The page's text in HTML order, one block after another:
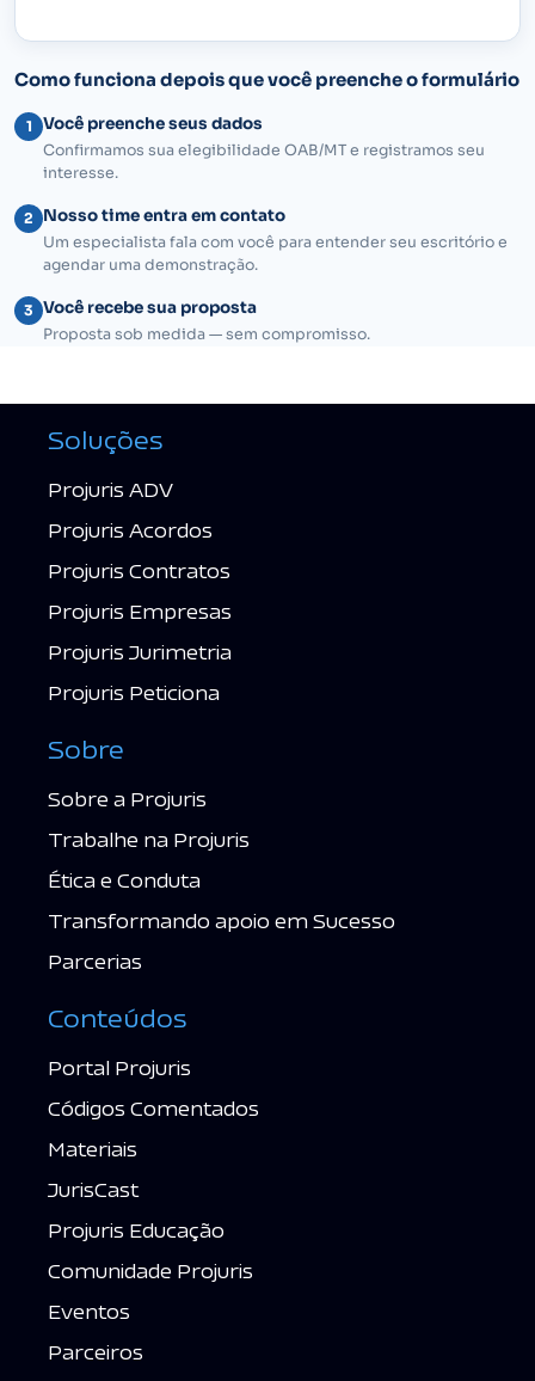
Como funciona depois que você preenche o formulário
1 Você preenche seus dados
Confirmamos sua elegibilidade OAB/MT e registramos seu
interesse.
2 Nosso time entra em contato
Um especialista fala com você para entender seu escritório e
agendar uma demonstração.
3 Você recebe sua proposta
Proposta sob medida — sem compromisso.
Soluções
Projuris ADV
Projuris Acordos
Projuris Contratos
Projuris Empresas
Projuris Jurimetria
Projuris Peticiona
Sobre
Sobre a Projuris
Trabalhe na Projuris
Ética e Conduta
Transformando apoio em Sucesso
Parcerias
Conteúdos
Portal Projuris
Códigos Comentados
Materiais
JurisCast
Projuris Educação
Comunidade Projuris
Eventos
Parceiros